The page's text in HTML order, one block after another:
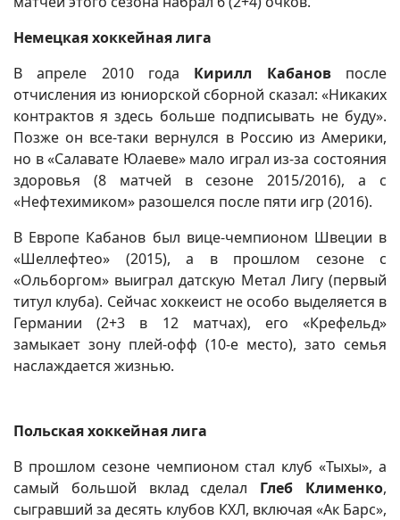
Немецкая хоккейная лига
В апреле 2010 года Кирилл Кабановпосле
отчисления из юниорской сборной сказал: «Никаких
контрактов я здесь больше подписывать не буду».
Позже он все-таки вернулся в Россию из Америки,
но в «Салавате Юлаеве» мало играл из-за состояния
здоровья (8 матчей в сезоне 2015/2016), а с
«Нефтехимиком» разошелся после пяти игр (2016).
В Европе Кабанов был вице-чемпионом Швеции в
«Шеллефтео» (2015), а в прошлом сезоне с
«Ольборгом» выиграл датскую Метал Лигу (первый
титул клуба). Сейчас хоккеист не особо выделяется в
Германии (2+3 в 12 матчах), его «Крефельд»
замыкает зону плей-офф (10-е место), зато семья
наслаждается жизнью.
Польская хоккейная лига
В прошлом сезоне чемпионом стал клуб «Тыхы», а
самый большой вклад сделал Глеб Клименко,
сыгравший за десять клубов КХЛ, включая «Ак Барс»,